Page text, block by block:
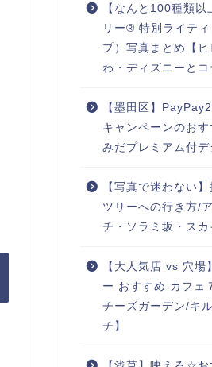
【なんと100種類
リー® 特別ライテ
プ）写真まとめ【
わ・ディズニーとコ
【墨田区】
キャンペーンのお
みだプレミアム付デ
【写真で迷わない
ツリーへの行き方/
チ・ソラミ坂・スカ
【大人気店 vs 穴場
ー おすすめ カフェ
チーズガーデン/キ
チ】